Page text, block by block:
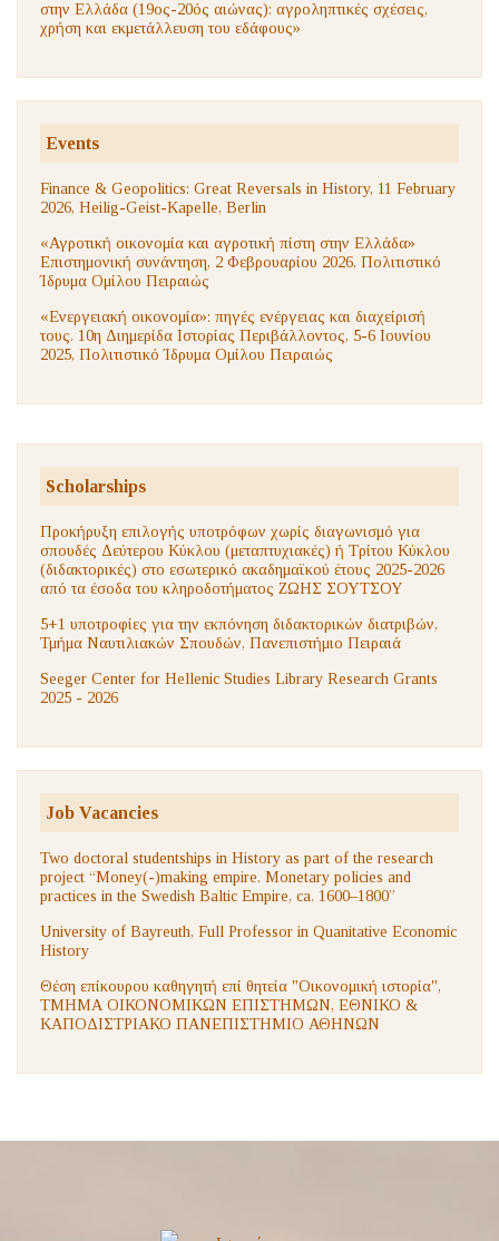
στην Ελλάδα (19ος-20ός αιώνας): αγροληπτικές σχέσεις,
χρήση και εκμετάλλευση του εδάφους»
Events
Finance & Geopolitics: Great Reversals in History, 11 February
2026, Heilig-Geist-Kapelle, Berlin
«Αγροτική οικονομία και αγροτική πίστη στην Ελλάδα»
Επιστημονική συνάντηση, 2 Φεβρουαρίου 2026, Πολιτιστικό
Ίδρυμα Ομίλου Πειραιώς
«Ενεργειακή οικονομία»: πηγές ενέργειας και διαχείρισή
τους. 10η Διημερίδα Ιστορίας Περιβάλλοντος, 5-6 Ιουνίου
2025, Πολιτιστικό Ίδρυμα Ομίλου Πειραιώς
Scholarships
Προκήρυξη επιλογής υποτρόφων χωρίς διαγωνισμό για
σπουδές Δεύτερου Κύκλου (μεταπτυχιακές) ή Τρίτου Κύκλου
(διδακτορικές) στο εσωτερικό ακαδημαϊκού έτους 2025-2026
από τα έσοδα του κληροδοτήματος ΖΩΗΣ ΣΟΥΤΣΟΥ
5+1 υποτροφίες για την εκπόνηση διδακτορικών διατριβών,
Τμήμα Ναυτιλιακών Σπουδών, Πανεπιστήμιο Πειραιά
Seeger Center for Hellenic Studies Library Research Grants
2025 - 2026
Job Vacancies
Two doctoral studentships in History as part of the research
project “Money(-)making empire. Monetary policies and
practices in the Swedish Baltic Empire, ca. 1600–1800”
University of Bayreuth, Full Professor in Quanitative Economic
History
Θέση επίκουρου καθηγητή επί θητεία "Οικονομική ιστορία",
ΤΜΗΜΑ ΟΙΚΟΝΟΜΙΚΩΝ ΕΠΙΣΤΗΜΩΝ, ΕΘΝΙΚΟ &
ΚΑΠΟΔΙΣΤΡΙΑΚΟ ΠΑΝΕΠΙΣΤΗΜΙΟ ΑΘΗΝΩΝ